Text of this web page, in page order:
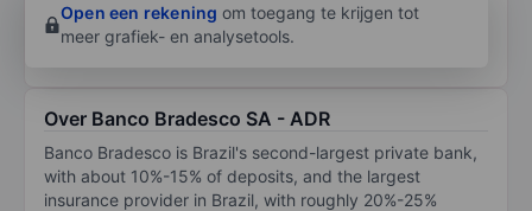
Open een rekening om toegang te krijgen tot
meer grafiek- en analysetools.
Over Banco Bradesco SA - ADR
Banco Bradesco is Brazil's second-largest private bank,
with about 10%-15% of deposits, and the largest
insurance provider in Brazil, with roughly 20%-25%